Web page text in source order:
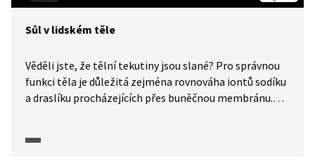
Sůl v lidském těle
Věděli jste, že tělní tekutiny jsou slané? Pro správnou
funkci těla je důležitá zejména rovnováha iontů sodíku
a draslíku procházejících přes buněčnou membránu.
izolovat bílkoviny. V ukázce uvidíte jednoduchý domácí